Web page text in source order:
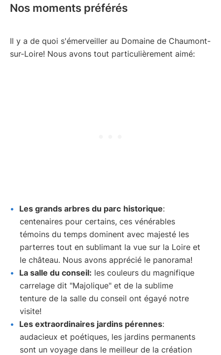
Nos moments préférés
Il y a de quoi s'émerveiller au Domaine de Chaumont-
sur-Loire! Nous avons tout particulièrement aimé:
Les grands arbres du parc historique:
centenaires pour certains, ces vénérables
témoins du temps dominent avec majesté les
parterres tout en sublimant la vue sur la Loire et
le château. Nous avons apprécié le panorama!
La salle du conseil: les couleurs du magnifique
carrelage dit "Majolique" et de la sublime
tenture de la salle du conseil ont égayé notre
visite!
Les extraordinaires jardins pérennes:
audacieux et poétiques, les jardins permanents
sont un voyage dans le meilleur de la création